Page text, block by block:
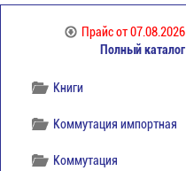
Прайсот 07.08.2026
Полный каталог
Кабельная продукция
Книги
Коммутация импортная
Коммутация